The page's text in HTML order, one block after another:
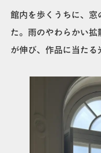
館内を歩くうちに、窓
た。雨のやわらかい拡
が伸び、作品に当たる